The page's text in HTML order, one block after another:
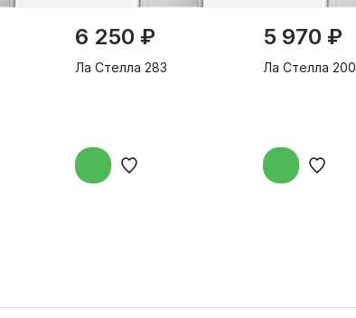
6 250 ₽
Ла Стелла 283
5 970 ₽
Ла Стелла 200